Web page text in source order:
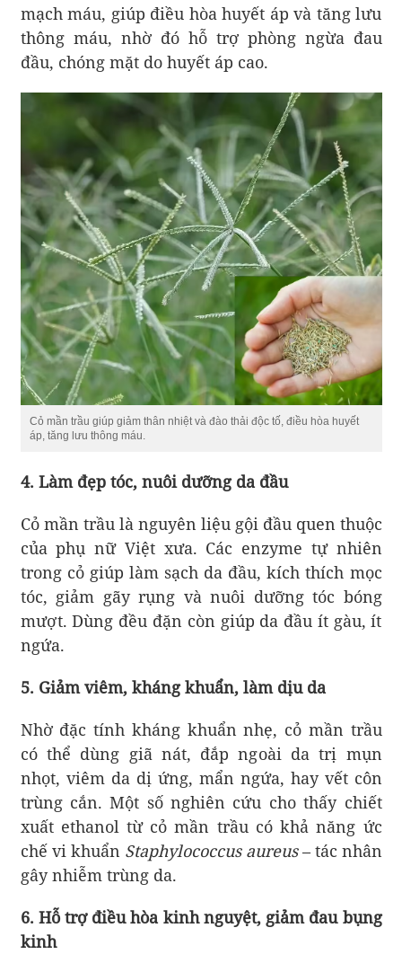
mạch máu, giúp điều hòa huyết áp và tăng lưu
thông máu, nhờ đó hỗ trợ phòng ngừa đau
đầu, chóng mặt do huyết áp cao.
Cỏ mần trầu giúp giảm thân nhiệt và đào thải độc tố, điều hòa huyết
áp, tăng lưu thông máu.
4. Làm đẹp tóc, nuôi dưỡng da đầu
Cỏ mần trầu là nguyên liệu gội đầu quen thuộc
của phụ nữ Việt xưa. Các enzyme tự nhiên
trong cỏ giúp làm sạch da đầu, kích thích mọc
tóc, giảm gãy rụng và nuôi dưỡng tóc bóng
mượt. Dùng đều đặn còn giúp da đầu ít gàu, ít
ngứa.
5. Giảm viêm, kháng khuẩn, làm dịu da
Nhờ đặc tính kháng khuẩn nhẹ, cỏ mần trầu
có thể dùng giã nát, đắp ngoài da trị mụn
nhọt, viêm da dị ứng, mẩn ngứa, hay vết côn
trùng cắn. Một số nghiên cứu cho thấy chiết
xuất ethanol từ cỏ mần trầu có khả năng ức
chế vi khuẩn Staphylococcus aureus– tác nhân
gây nhiễm trùng da.
6. Hỗ trợ điều hòa kinh nguyệt, giảm đau bụng
kinh